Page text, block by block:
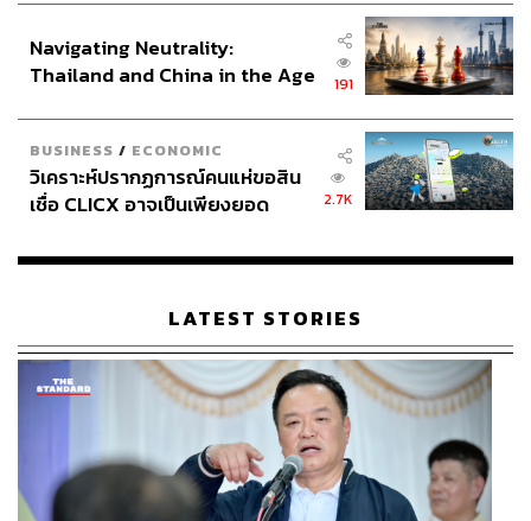
Navigating Neutrality:
Thailand and China in the Age
191
BUSINESS / ECONOMIC
วิเคราะห์ปรากฏการณ์คนแห่ขอสิน
เชื่อ CLICX อาจเป็นเพียงยอด
เรือนไทยที่ถูกซุกไว้
2.7K
LATEST STORIES